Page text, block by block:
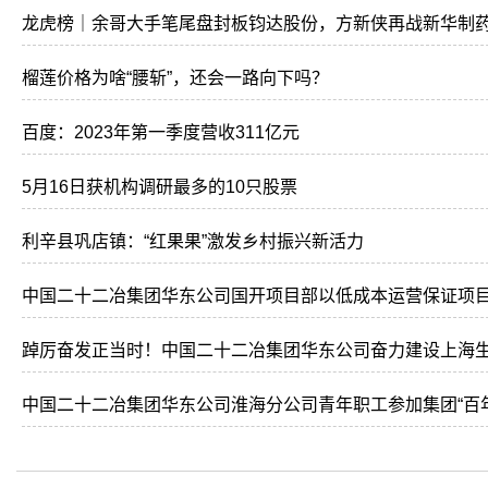
龙虎榜｜余哥大手笔尾盘封板钧达股份，方新侠再战新华制
榴莲价格为啥“腰斩”，还会一路向下吗？
百度：2023年第一季度营收311亿元
5月16日获机构调研最多的10只股票
利辛县巩店镇：“红果果”激发乡村振兴新活力
中国二十二冶集团华东公司国开项目部以低成本运营保证项
踔厉奋发正当时！中国二十二冶集团华东公司奋力建设上海
中国二十二冶集团华东公司淮海分公司青年职工参加集团“百